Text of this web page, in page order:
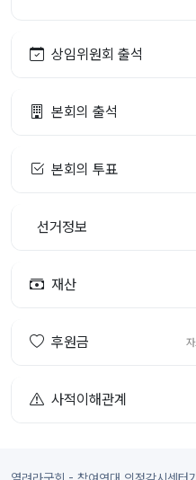
상임위원회 출석
본회의 출석
본회의 투표
선거정보
재산
후원금
사적이해관계